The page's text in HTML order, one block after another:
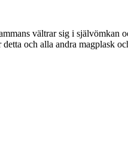
vältrar sig i självömkan
och alla andra magplask